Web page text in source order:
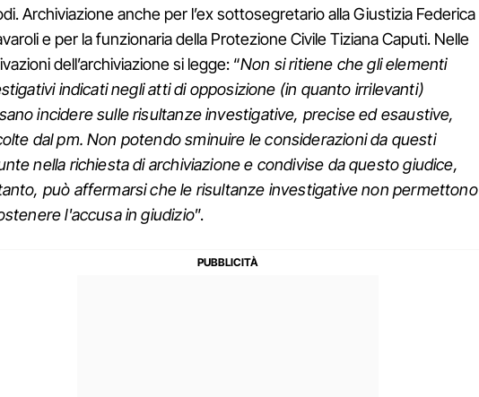
Archiviazione anche per l’ex sottosegretario alla Giustizia Federica
e per la funzionaria della Protezione Civile Tiziana Caputi. Nelle
dell’archiviazione si legge: “Non si ritiene che gli elementi
indicati negli atti di opposizione (in quanto irrilevanti)
incidere sulle risultanze investigative, precise ed esaustive,
dal pm. Non potendo sminuire le considerazioni da questi
nella richiesta di archiviazione e condivise da questo giudice,
può affermarsi che le risultanze investigative non permettono
l'accusa in giudizio”.